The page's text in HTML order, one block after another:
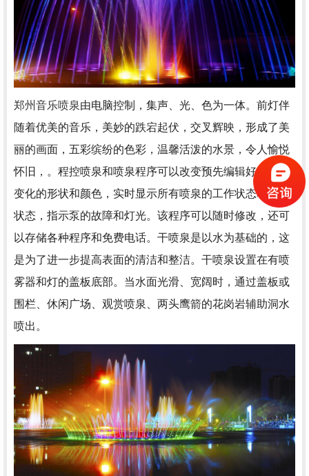
郑州音乐喷泉由电脑控制，集声、光、色为一体。前灯伴
随着优美的音乐，美妙的跌宕起伏，交叉辉映，形成了美
丽的画面，五彩缤纷的色彩，温馨活泼的水景，令人愉悦
怀旧，。程控喷泉和喷泉程序可以改变预先编辑好的光强
变化的形状和颜色，实时显示所有喷泉的工作状态和灯光
状态，指示泵的故障和灯光。该程序可以随时修改，还可
以存储各种程序和免费电话。干喷泉是以水为基础的，这
是为了进一步提高表面的清洁和整洁。干喷泉设置在有喷
雾器和灯的盖板底部。当水面光滑、宽阔时，通过盖板或
围栏、休闲广场、观赏喷泉、两头鹰箭的花岗岩辅助洞水
喷出。